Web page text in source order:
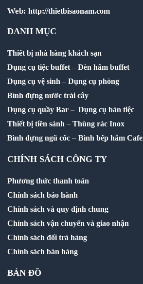
Web: http://thietbisaonam.com
DANH MỤC
Thiết bị nhà hàng khách sạn
Dụng cụ tiệc buffet – Đèn hâm buffet
Dụng cụ vệ sinh – Dụng cụ phòng
Bình đựng nước trái cây
Dụng cụ quầy Bar – Dụng cụ bàn tiệc
Thiết bị tiền sảnh – Thùng rác Inox
Bình đựng ngũ cốc – Bình bếp hâm Cafe
CHÍNH SÁCH CÔNG TY
Phương thức thanh toán
Chính sách bảo hành
Chính sách và quy định chung
Chính sách vận chuyển và giao nhận
Chính sách đổi trả hàng
Chính sách bán hàng
BẢN ĐỒ